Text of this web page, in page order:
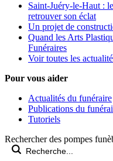
Saint-Juéry-le-Haut :
retrouver son éclat
Un projet de
Quand les Arts
Funéraires
Voir toutes les
Pour vous aider
Actualités du funéraire
Publications du
Tutoriels
Rechercher des pompes